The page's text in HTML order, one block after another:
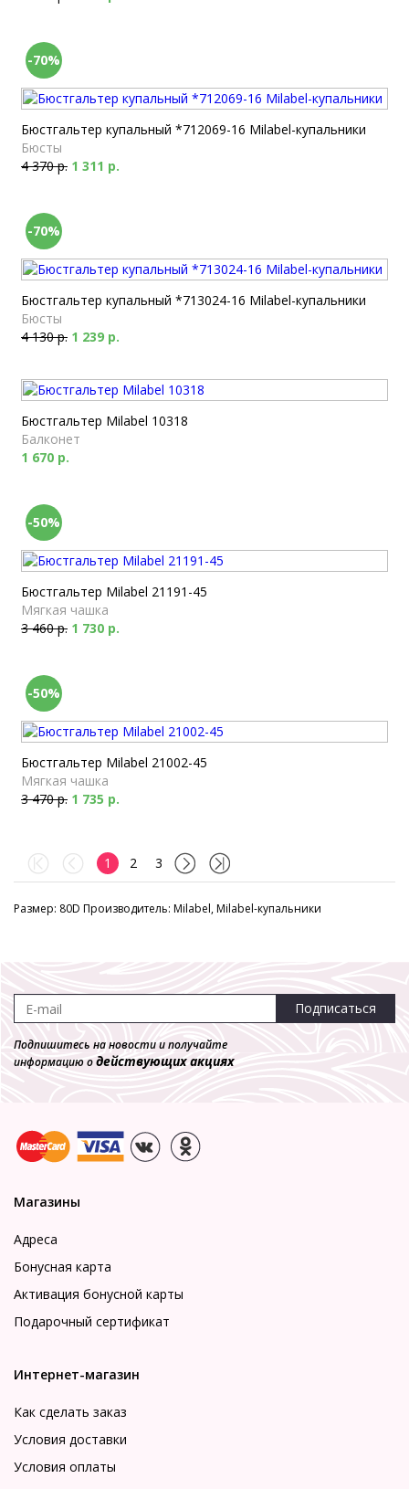
-70%
Бюстгальтер купальный *712069-16 Milabel-купальники
Бюсты
4 370 р. 1 311 р.
-70%
Бюстгальтер купальный *713024-16 Milabel-купальники
Бюсты
4 130 р. 1 239 р.
Бюстгальтер Milabel 10318
Балконет
1 670 р.
-50%
Бюстгальтер Milabel 21191-45
Мягкая чашка
3 460 р. 1 730 р.
-50%
Бюстгальтер Milabel 21002-45
Мягкая чашка
3 470 р. 1 735 р.
1 2 3
Размер: 80D Производитель: Milabel, Milabel-купальники
Подписаться
Подпишитесь на новости и получайте
информацию одействующих акциях
Магазины
Адреса
Бонусная карта
Активация бонусной карты
Подарочный сертификат
Интернет-магазин
Как сделать заказ
Условия доставки
Условия оплаты